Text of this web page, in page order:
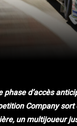
d’accès
Company
un multijoueur